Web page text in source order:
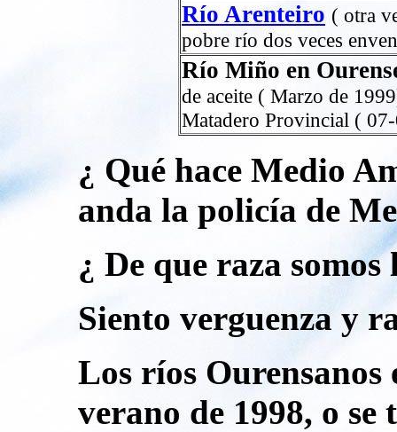
Río Arenteiro ( otra
pobre río dos veces
Río Miño en
de aceite ( Marzo de
Matadero Provincial (
¿ Qué hace Medio
anda la policía de
¿ De que raza somos
Siento verguenza y
Los ríos Ourensanos
verano de 1998, o se